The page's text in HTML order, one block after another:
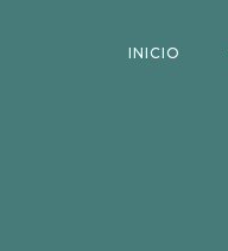
INICIO